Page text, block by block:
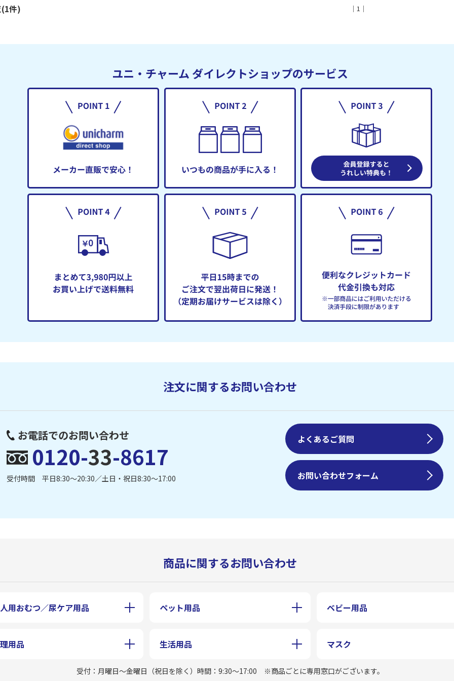
件) ｜1｜
ユニ・チャーム ダイレクトショップのサービス
注文に関するお問い合わせ
お電話でのお問い合わせ
0120-33-8617
受付時間 平日8:30〜20:30／土日・祝日8:30〜17:00
よくあるご質問
お問い合わせフォーム
商品に関するお問い合わせ
用おむつ／尿ケア用品 ペット用品 ベビー用品
用品 生活用品 マスク
受付：月曜日〜金曜日（祝日を除く） 時間：9:30〜17:00 ※商品ごとに専用窓口がございます。